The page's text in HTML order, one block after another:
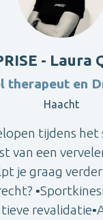
- Laura
therapeut en
Haacht
tijdens
van een
je graag